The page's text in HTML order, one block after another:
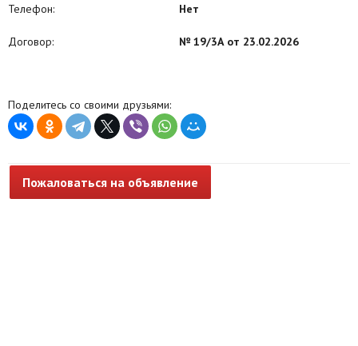
Телефон:
Нет
Договор: № 19/3А от 23.02.2026
Поделитесь со своими друзьями:
Пожаловаться на объявление